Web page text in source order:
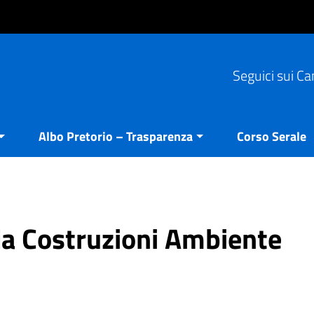
Seguici sui
Albo Pretorio – Trasparenza Corso Serale
Costruzioni Ambiente